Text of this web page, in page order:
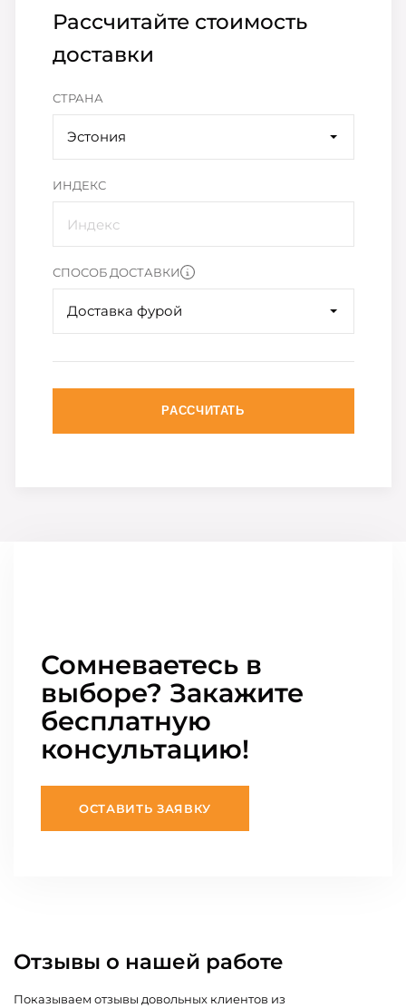
Рассчитайте стоимость
доставки
СТРАНА
Эстония
ИНДЕКС
СПОСОБ ДОСТАВКИ
Доставка фурой
РАССЧИТАТЬ
Сомневаетесь в
выборе? Закажите
бесплатную
консультацию!
ОСТАВИТЬ ЗАЯВКУ
Отзывы о нашей работе
Показываем отзывы довольных клиентов из